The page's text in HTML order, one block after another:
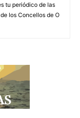
tu periódico de las
los Concellos de O